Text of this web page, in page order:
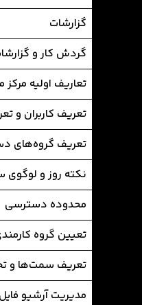
گزارشات
گردش کار و
تعاريف اوليه
تعريف كاربران و
تعریف گروه‌های
نکته روز و لوگوی
محدوده دسترسی
تعيين گروه
تعريف سمت‌ها و
مدیریت آرشیو